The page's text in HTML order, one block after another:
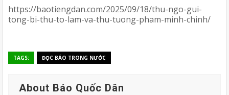
https://baotiengdan.com/2025/09/18/thu-ngo-gui-
tong-bi-thu-to-lam-va-thu-tuong-pham-minh-chinh/
TAGS: ĐỌC BÁO TRONG NƯỚC
About Báo Quốc Dân